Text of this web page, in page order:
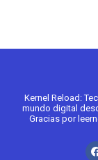
Kernel Reload:
mundo digital
Gracias por